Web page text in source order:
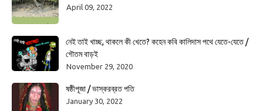
April 09, 2022
নেই তাই খাচ্ছ, থাকলে কী খেতে? কহেন কবি কালিদাস পথে যেতে-যেতে /
গৌতম বাড়ই
November 29, 2020
ষষ্ঠীপূজা / ভাস্করব্রত পতি
January 30, 2022